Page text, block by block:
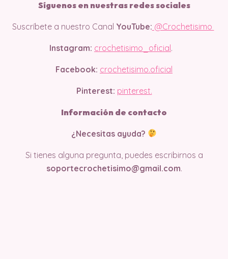
Síguenos en nuestras redes sociales
Suscríbete a nuestro Canal YouTube: @Crochetisimo
Instagram: crochetisimo_oficial.
Facebook: crochetisimo.oficial
Pinterest: pinterest.
Información de contacto
¿Necesitas ayuda?
Si tienes alguna pregunta, puedes escribirnos a
soportecrochetisimo@gmail.com.